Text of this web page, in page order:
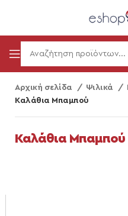
Αρχική σελίδα Ψιλικά
Καλάθια Μπαμπού
Καλάθια Μπαμπού